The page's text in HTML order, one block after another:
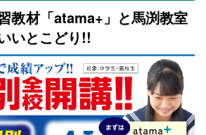
教材「atama+」と馬渕教室
いとこどり!!